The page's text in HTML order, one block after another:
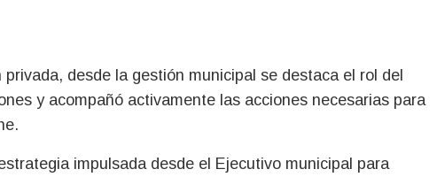
desde la gestión municipal se destaca el rol del
y acompañó activamente las acciones necesarias para
impulsada desde el Ejecutivo municipal para